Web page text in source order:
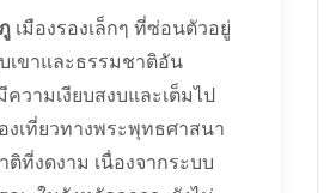
เมืองรองเล็กๆ ที่ซ่อนตัวอยู่
เขาและธรรมชาติอัน
วามเงียบสงบและเต็มไป
งเที่ยวทางพระพุทธศาสนา
ติที่งดงาม เนื่องจากระบบ